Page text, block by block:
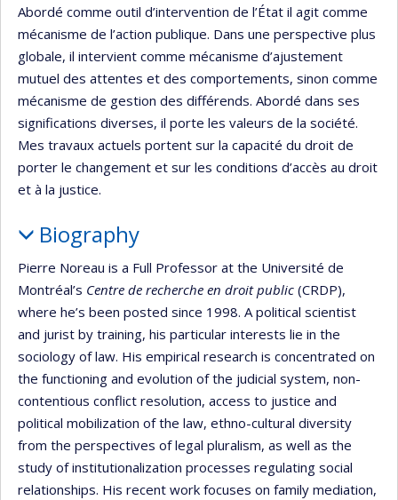
Abordé comme outil d’intervention de l’État il agit comme
mécanisme de l’action publique. Dans une perspective plus
globale, il intervient comme mécanisme d’ajustement
mutuel des attentes et des comportements, sinon comme
mécanisme de gestion des différends. Abordé dans ses
significations diverses, il porte les valeurs de la société.
Mes travaux actuels portent sur la capacité du droit de
porter le changement et sur les conditions d’accès au droit
et à la justice.
Biography
Pierre Noreau is a Full Professor at the Université de
Montréal’s Centre de recherche en droit public (CRDP),
where he’s been posted since 1998. A political scientist
and jurist by training, his particular interests lie in the
sociology of law. His empirical research is concentrated on
the functioning and evolution of the judicial system, non-
contentious conflict resolution, access to justice and
political mobilization of the law, ethno-cultural diversity
from the perspectives of legal pluralism, as well as the
study of institutionalization processes regulating social
relationships. His recent work focuses on family mediation,